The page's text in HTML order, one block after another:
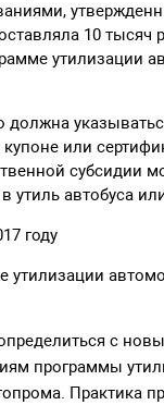
10
утилизации
должна
или
субсидии
утиль автобуса
году
утилизации
с
программы
Практика